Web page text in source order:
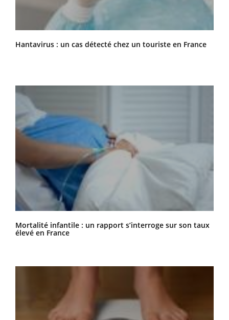
Hantavirus : un cas détecté chez un touriste en France
Mortalité infantile : un rapport s’interroge sur son taux
élevé en France